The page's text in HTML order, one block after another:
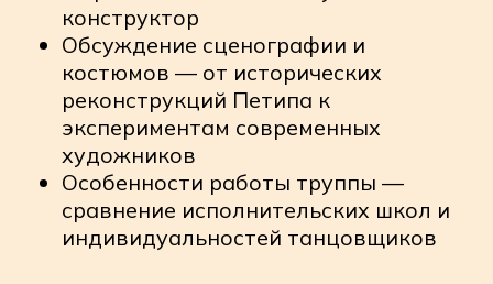
Разбираемся в историях
спектаклей – от дворцовых
истоков балов до современных
экспериментов мастерства
режиссерских решений на
сценах всего мира
Учимся понимать
профессиональный язык
«художников» и
хореографическую